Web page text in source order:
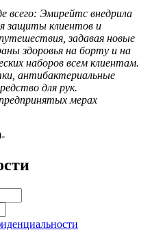
всего: Эмирейтс внедрила
защиты клиентов и
задавая новые
здоровья на борту и на
наборов всем клиентам.
антибактериальные
для рук.
мерах